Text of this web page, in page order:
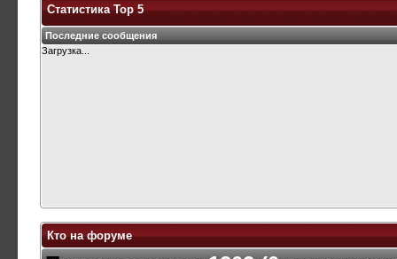
Статистика Top 5
Последние сообщения
Загрузка...
Кто на форуме